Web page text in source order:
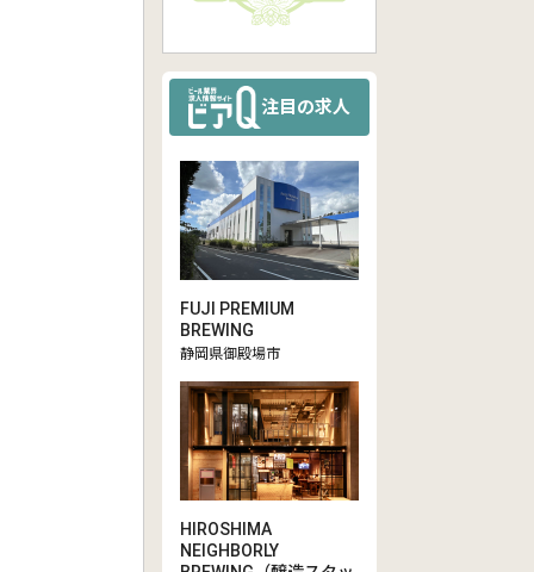
注目の求人
FUJI PREMIUM
BREWING
静岡県御殿場市
HIROSHIMA
NEIGHBORLY